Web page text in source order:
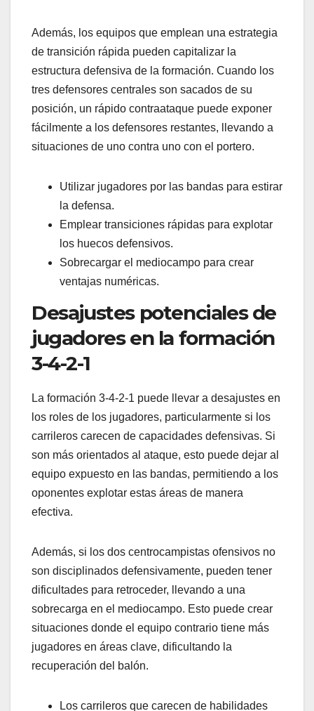
Además, los equipos que emplean una estrategia
de transición rápida pueden capitalizar la
estructura defensiva de la formación. Cuando los
tres defensores centrales son sacados de su
posición, un rápido contraataque puede exponer
fácilmente a los defensores restantes, llevando a
situaciones de uno contra uno con el portero.
Utilizar jugadores por las bandas para estirar
la defensa.
Emplear transiciones rápidas para explotar
los huecos defensivos.
Sobrecargar el mediocampo para crear
ventajas numéricas.
Desajustes potenciales de
jugadores en la formación
3-4-2-1
La formación 3-4-2-1 puede llevar a desajustes en
los roles de los jugadores, particularmente si los
carrileros carecen de capacidades defensivas. Si
son más orientados al ataque, esto puede dejar al
equipo expuesto en las bandas, permitiendo a los
oponentes explotar estas áreas de manera
efectiva.
Además, si los dos centrocampistas ofensivos no
son disciplinados defensivamente, pueden tener
dificultades para retroceder, llevando a una
sobrecarga en el mediocampo. Esto puede crear
situaciones donde el equipo contrario tiene más
jugadores en áreas clave, dificultando la
recuperación del balón.
Los carrileros que carecen de habilidades